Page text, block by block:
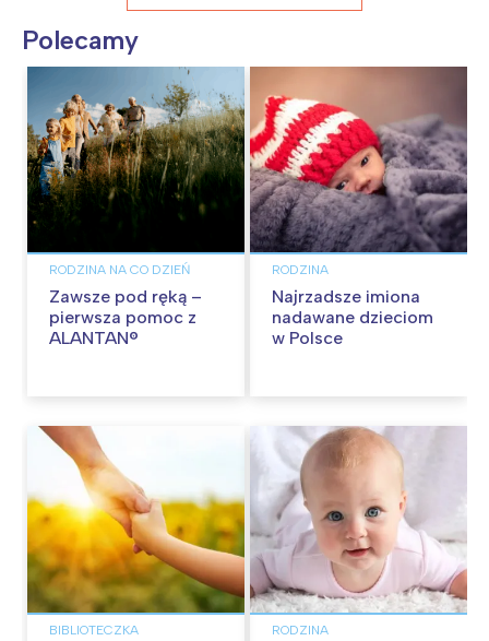
Polecamy
RODZINA NA CO DZIEŃ
Zawsze pod ręką –
pierwsza pomoc z
ALANTAN®
RODZINA
Najrzadsze imiona
nadawane dzieciom
w Polsce
BIBLIOTECZKA
RODZINA